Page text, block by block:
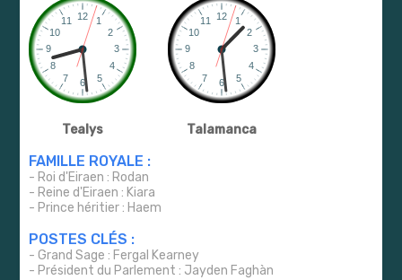
Tealys Talamanca
FAMILLE ROYALE :
- Roi d'Eiraen : Rodan
- Reine d'Eiraen : Kiara
- Prince héritier : Haem
POSTES CLÉS :
- Grand Sage : Fergal Kearney
- Président du Parlement : Jayden Faghàn